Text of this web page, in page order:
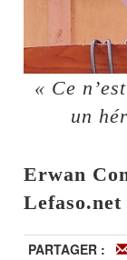
« Ce
un
Erwan
Lefaso.net
PARTAGER :